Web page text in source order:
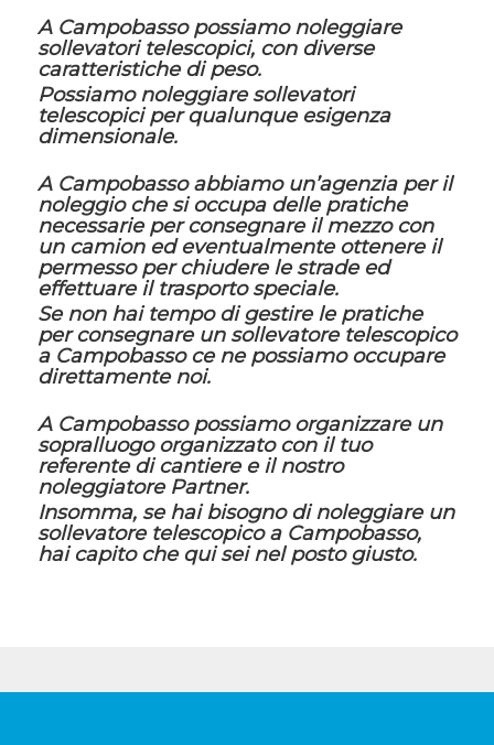
A Campobasso possiamo noleggiare
sollevatori telescopici, con diverse
caratteristiche di peso.
Possiamo noleggiare sollevatori
telescopici per qualunque esigenza
dimensionale.
A Campobasso abbiamo un’agenzia per il
noleggio che si occupa delle pratiche
necessarie per consegnare il mezzo con
un camion ed eventualmente ottenere il
permesso per chiudere le strade ed
effettuare il trasporto speciale.
Se non hai tempo di gestire le pratiche
per consegnare un sollevatore telescopico
a Campobasso ce ne possiamo occupare
direttamente noi.
A Campobasso possiamo organizzare un
sopralluogo organizzato con il tuo
referente di cantiere e il nostro
noleggiatore Partner.
Insomma, se hai bisogno di noleggiare un
sollevatore telescopico a Campobasso,
hai capito che qui sei nel posto giusto.